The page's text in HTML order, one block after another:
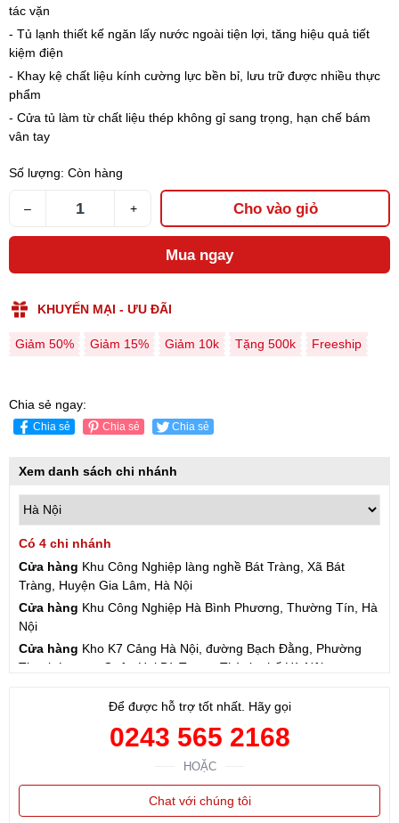
tác vặn
- Tủ lạnh thiết kế ngăn lấy nước ngoài tiện lợi, tăng hiệu quả tiết
kiệm điện
- Khay kệ chất liệu kính cường lực bền bỉ, lưu trữ được nhiều thực
phẩm
- Cửa tủ làm từ chất liệu thép không gỉ sang trọng, hạn chế bám
vân tay
Số lượng: Còn hàng
– + Cho vào giỏ
Mua ngay
KHUYẾN MẠI - ƯU ĐÃI
Giảm 50% Giảm 15% Giảm 10k Tặng 500k Freeship
Chia sẻ ngay:
Chia sẻ Chia sẻ Chia sẻ
Xem danh sách chi nhánh
Có 4 chi nhánh
Cửa hàng Khu Công Nghiệp làng nghề Bát Tràng, Xã Bát
Tràng, Huyện Gia Lâm, Hà Nội
Cửa hàng Khu Công Nghiệp Hà Bình Phương, Thường Tín, Hà
Nội
Cửa hàng Kho K7 Cảng Hà Nội, đường Bạch Đằng, Phường
Thanh Lương, Quận Hai Bà Trưng, Thành phố Hà Nội
Để được hỗ trợ tốt nhất. Hãy gọi
0243 565 2168
HOẶC
Chat với chúng tôi